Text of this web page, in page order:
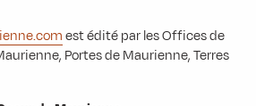
est édité par les Offices de
Portes de Maurienne, Terres